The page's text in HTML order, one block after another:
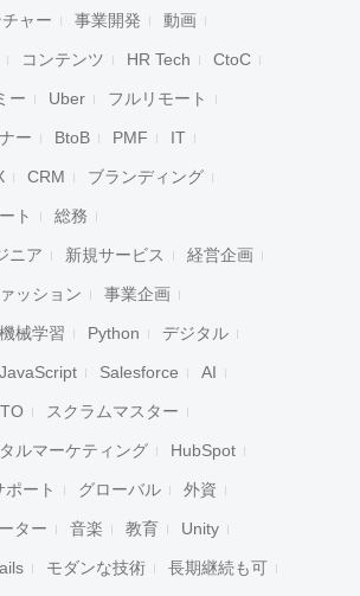
ャー 事業開発 動画
コンテンツ HR Tech CtoC
ー Uber フルリモート
ー BtoB PMF IT
CRM ブランディング
ト 総務
ニア 新規サービス 経営企画
ッション 事業企画
機械学習 Python デジタル
JavaScript Salesforce AI
スクラムマスター
ルマーケティング HubSpot
ポート グローバル 外資
ター 音楽 教育 Unity
モダンな技術 長期継続も可